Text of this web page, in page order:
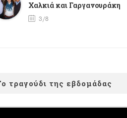
Χαλκιά και Γαργανουράκη
3/8
τραγούδι της εβδομάδας